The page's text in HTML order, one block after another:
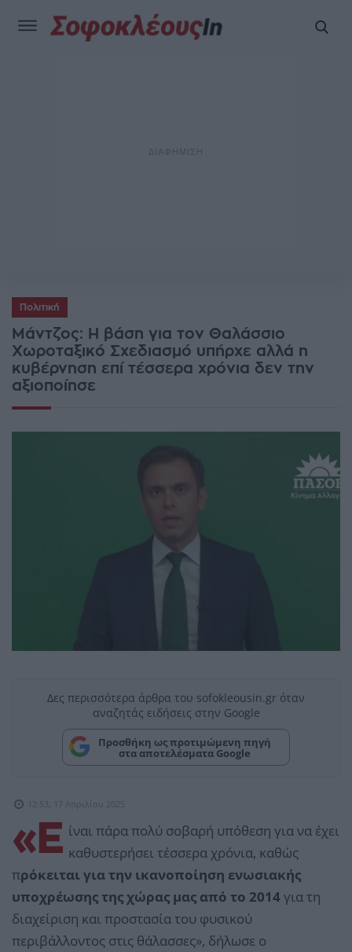
Πολιτική
Μάντζος: Η βάση για τον Θαλάσσιο
Χωροταξικό Σχεδιασμό υπήρχε αλλά η
κυβέρνηση επί τέσσερα χρόνια δεν την
αξιοποίησε
Δες περισσότερα άρθρα του sofokleousin.gr όταν
αναζητάς ειδήσεις στην Google
Προσθήκη ως προτιμώμενη πηγή
στα αποτελέσματα Google
12:53, 17 Απριλίου 2025
«Ε ίναι πάρα πολύ σοβαρή υπόθεση για να έχει
καθυστερήσει τέσσερα χρόνια, καθώς
πρόκειται για την ικανοποίηση ενωσιακής
υποχρέωσης της χώρας μας από το 2014 για τη
διαχείριση και προστασία του φυσικού
περιβάλλοντος στις θάλασσες», δήλωσε ο